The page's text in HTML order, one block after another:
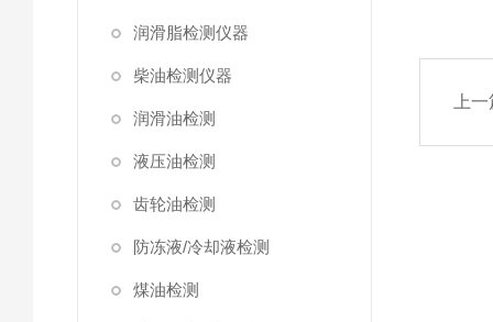
润滑脂检测仪器
柴油检测仪器
润滑油检测
液压油检测
齿轮油检测
防冻液/冷却液检测
煤油检测
上